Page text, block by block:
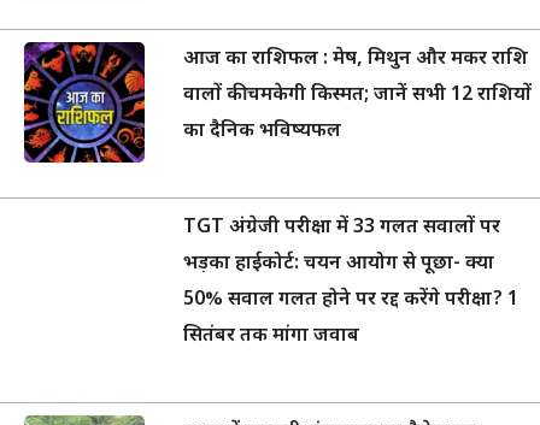
आज का राशिफल : मेष, मिथुन और मकर राशि
वालों की चमकेगी किस्मत; जानें सभी 12 राशियों
का दैनिक भविष्यफल
TGT अंग्रेजी परीक्षा में 33 गलत सवालों पर
भड़का हाईकोर्ट: चयन आयोग से पूछा- क्या
50% सवाल गलत होने पर रद्द करेंगे परीक्षा? 1
सितंबर तक मांगा जवाब